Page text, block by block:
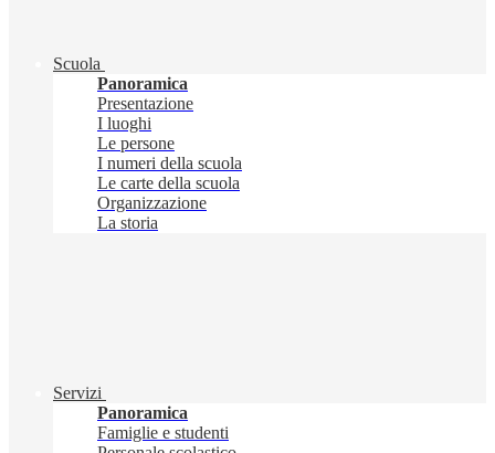
Scuola
Panoramica
Presentazione
I luoghi
Le persone
I numeri della scuola
Le carte della scuola
Organizzazione
La storia
Servizi
Panoramica
Famiglie e studenti